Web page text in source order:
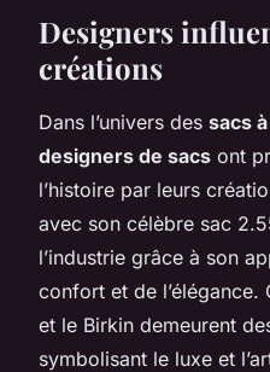
Designers
créations
Dans l’univers des sacs
designers de sacs ont
l’histoire par leurs
avec son célèbre sac
l’industrie grâce à son
confort et de l’élégance.
et le Birkin demeurent
symbolisant le luxe et